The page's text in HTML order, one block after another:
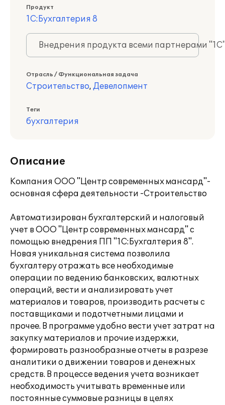
Продукт
1С:Бухгалтерия 8
Внедрения продукта всеми партнерами
Отрасль / Функциональная задача
Строительство, Девелопмент
Теги
бухгалтерия
Описание
Компания ООО "Центр современных мансард"-
основная сфера деятельности -Строительство
Автоматизирован бухгалтерский и налоговый
учет в ООО "Центр современных мансард" с
помощью внедрения ПП "1С:Бухгалтерия 8".
Новая уникальная система позволила
бухгалтеру отражать все необходимые
операции по ведению банковских, валютных
операций, вести и анализировать учет
материалов и товаров, производить расчеты с
поставщиками и подотчетными лицами и
прочее. В программе удобно вести учет затрат на
закупку материалов и прочие издержки,
формировать разнообразные отчеты в разрезе
аналитики о движении товаров и денежных
средств. В процессе ведения учета возникает
необходимость учитывать временные или
постоянные суммовые разницы в целях